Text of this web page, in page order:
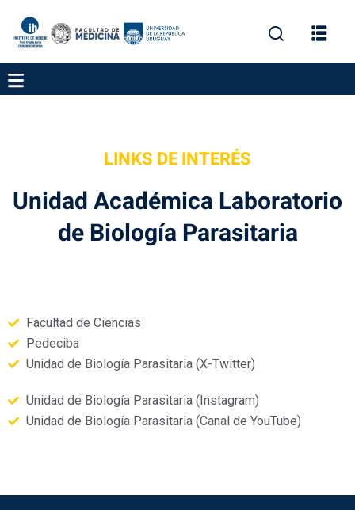
LINKS DE INTERÉS
Unidad Académica Laboratorio
de Biología Parasitaria
Facultad de Ciencias
Pedeciba
Unidad de Biología Parasitaria (X-Twitter)
Unidad de Biología Parasitaria (Instagram)
Unidad de Biología Parasitaria (Canal de YouTube)